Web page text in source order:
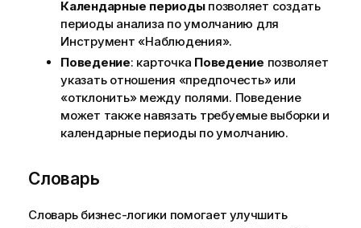
Календарные периодыпозволяет создать
периоды анализа по умолчанию для
Инструмент «Наблюдения».
Поведение: карточка Поведение позволяет
указать отношения «предпочесть» или
«отклонить» между полями. Поведение
может также навязать требуемые выборки и
календарные периоды по умолчанию.
Словарь
Словарьбизнес-логики помогает улучшить